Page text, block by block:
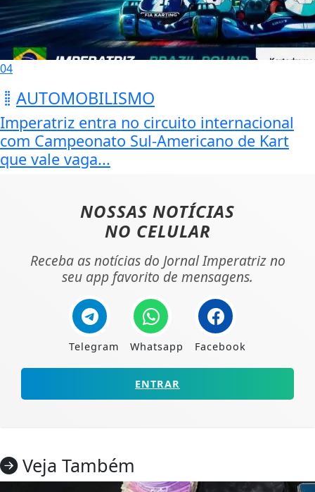
04
AUTOMOBILISMO
Imperatriz entra no circuito internacional
com Campeonato Sul-Americano de Kart
que vale vaga...
NOSSAS NOTÍCIAS
NO CELULAR
Receba as notícias do Jornal Imperatriz no
seu app favorito de mensagens.
Telegram Whatsapp Facebook
ENTRAR
Veja Também